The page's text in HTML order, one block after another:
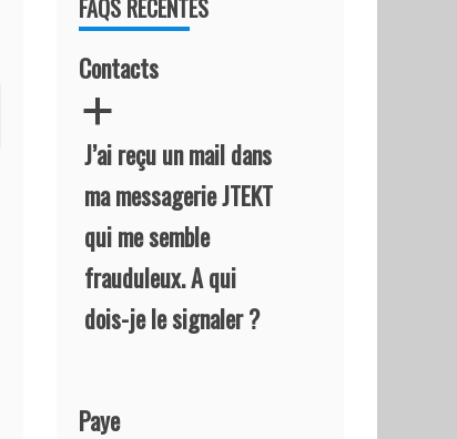
FAQS RÉCENTES
Contacts
a
J’ai reçu un mail dans
ma messagerie JTEKT
qui me semble
frauduleux. A qui
dois-je le signaler ?
Paye